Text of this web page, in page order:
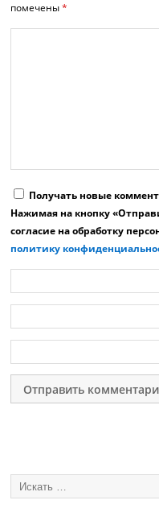
помечены*
Получать новые
Нажимая на кнопку
согласие на обработку
политику